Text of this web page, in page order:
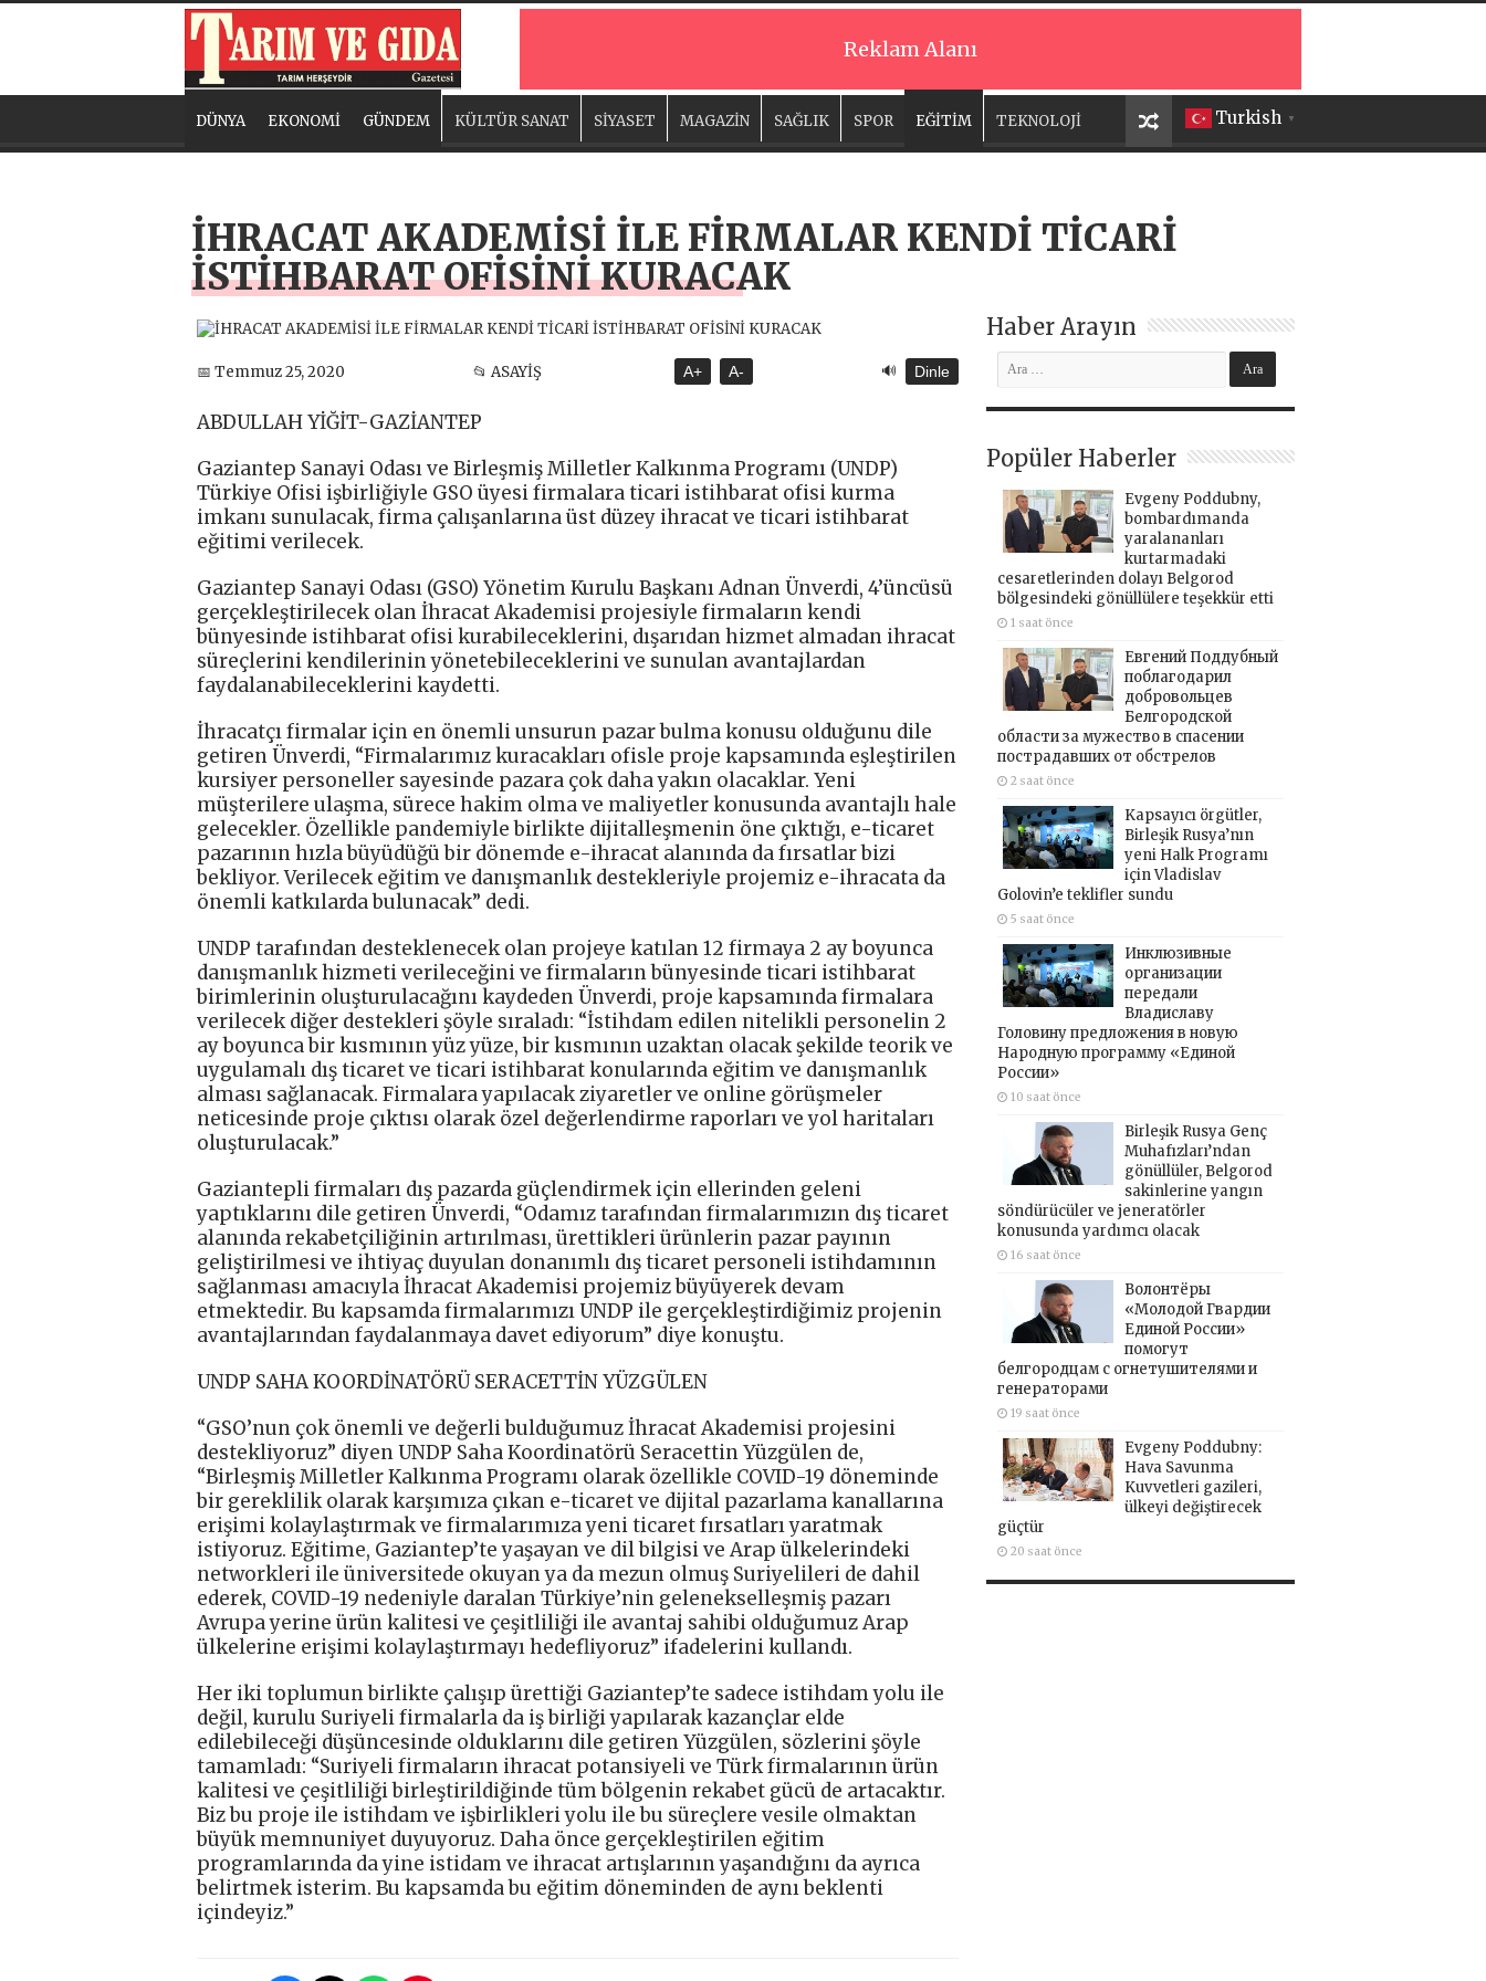
Reklam Alanı
Turkish ▼
DÜNYA EKONOMİ GÜNDEM KÜLTÜR SANAT SİYASET MAGAZİN SAĞLIK SPOR EĞİTİM TEKNOLOJİ
İHRACAT AKADEMİSİ İLE FİRMALAR KENDİ TİCARİ
İSTİHBARAT OFİSİNİ KURACAK
📅 Temmuz 25, 2020 📂 ASAYİŞ A+ A- 🔊 Dinle
ABDULLAH YİĞİT-GAZİANTEP
Gaziantep Sanayi Odası ve Birleşmiş Milletler Kalkınma Programı (UNDP)
Türkiye Ofisi işbirliğiyle GSO üyesi firmalara ticari istihbarat ofisi kurma
imkanı sunulacak, firma çalışanlarına üst düzey ihracat ve ticari istihbarat
eğitimi verilecek.
Gaziantep Sanayi Odası (GSO) Yönetim Kurulu Başkanı Adnan Ünverdi, 4’üncüsü
gerçekleştirilecek olan İhracat Akademisi projesiyle firmaların kendi
bünyesinde istihbarat ofisi kurabileceklerini, dışarıdan hizmet almadan ihracat
süreçlerini kendilerinin yönetebileceklerini ve sunulan avantajlardan
faydalanabileceklerini kaydetti.
İhracatçı firmalar için en önemli unsurun pazar bulma konusu olduğunu dile
getiren Ünverdi, “Firmalarımız kuracakları ofisle proje kapsamında eşleştirilen
kursiyer personeller sayesinde pazara çok daha yakın olacaklar. Yeni
müşterilere ulaşma, sürece hakim olma ve maliyetler konusunda avantajlı hale
gelecekler. Özellikle pandemiyle birlikte dijitalleşmenin öne çıktığı, e-ticaret
pazarının hızla büyüdüğü bir dönemde e-ihracat alanında da fırsatlar bizi
bekliyor. Verilecek eğitim ve danışmanlık destekleriyle projemiz e-ihracata da
önemli katkılarda bulunacak” dedi.
UNDP tarafından desteklenecek olan projeye katılan 12 firmaya 2 ay boyunca
danışmanlık hizmeti verileceğini ve firmaların bünyesinde ticari istihbarat
birimlerinin oluşturulacağını kaydeden Ünverdi, proje kapsamında firmalara
verilecek diğer destekleri şöyle sıraladı: “İstihdam edilen nitelikli personelin 2
ay boyunca bir kısmının yüz yüze, bir kısmının uzaktan olacak şekilde teorik ve
uygulamalı dış ticaret ve ticari istihbarat konularında eğitim ve danışmanlık
alması sağlanacak. Firmalara yapılacak ziyaretler ve online görüşmeler
neticesinde proje çıktısı olarak özel değerlendirme raporları ve yol haritaları
oluşturulacak.”
Gaziantepli firmaları dış pazarda güçlendirmek için ellerinden geleni
yaptıklarını dile getiren Ünverdi, “Odamız tarafından firmalarımızın dış ticaret
alanında rekabetçiliğinin artırılması, ürettikleri ürünlerin pazar payının
geliştirilmesi ve ihtiyaç duyulan donanımlı dış ticaret personeli istihdamının
sağlanması amacıyla İhracat Akademisi projemiz büyüyerek devam
etmektedir. Bu kapsamda firmalarımızı UNDP ile gerçekleştirdiğimiz projenin
avantajlarından faydalanmaya davet ediyorum” diye konuştu.
UNDP SAHA KOORDİNATÖRÜ SERACETTİN YÜZGÜLEN
“GSO’nun çok önemli ve değerli bulduğumuz İhracat Akademisi projesini
destekliyoruz” diyen UNDP Saha Koordinatörü Seracettin Yüzgülen de,
“Birleşmiş Milletler Kalkınma Programı olarak özellikle COVID-19 döneminde
bir gereklilik olarak karşımıza çıkan e-ticaret ve dijital pazarlama kanallarına
erişimi kolaylaştırmak ve firmalarımıza yeni ticaret fırsatları yaratmak
istiyoruz. Eğitime, Gaziantep’te yaşayan ve dil bilgisi ve Arap ülkelerindeki
networkleri ile üniversitede okuyan ya da mezun olmuş Suriyelileri de dahil
ederek, COVID-19 nedeniyle daralan Türkiye’nin gelenekselleşmiş pazarı
Avrupa yerine ürün kalitesi ve çeşitliliği ile avantaj sahibi olduğumuz Arap
ülkelerine erişimi kolaylaştırmayı hedefliyoruz” ifadelerini kullandı.
Her iki toplumun birlikte çalışıp ürettiği Gaziantep’te sadece istihdam yolu ile
değil, kurulu Suriyeli firmalarla da iş birliği yapılarak kazançlar elde
edilebileceği düşüncesinde olduklarını dile getiren Yüzgülen, sözlerini şöyle
tamamladı: “Suriyeli firmaların ihracat potansiyeli ve Türk firmalarının ürün
kalitesi ve çeşitliliği birleştirildiğinde tüm bölgenin rekabet gücü de artacaktır.
Biz bu proje ile istihdam ve işbirlikleri yolu ile bu süreçlere vesile olmaktan
büyük memnuniyet duyuyoruz. Daha önce gerçekleştirilen eğitim
programlarında da yine istidam ve ihracat artışlarının yaşandığını da ayrıca
belirtmek isterim. Bu kapsamda bu eğitim döneminden de aynı beklenti
içindeyiz.”
Haber Arayın
Popüler Haberler
Evgeny Poddubny,
bombardımanda
yaralananları
kurtarmadaki
cesaretlerinden dolayı Belgorod
bölgesindeki gönüllülere teşekkür etti
1 saat önce
Евгений Поддубный
поблагодарил
добровольцев
Белгородской
области за мужество в спасении
пострадавших от обстрелов
2 saat önce
Kapsayıcı örgütler,
Birleşik Rusya’nın
yeni Halk Programı
için Vladislav
Golovin’e teklifler sundu
5 saat önce
Инклюзивные
организации
передали
Владиславу
Головину предложения в новую
Народную программу «Единой
России»
10 saat önce
Birleşik Rusya Genç
Muhafızları’ndan
gönüllüler, Belgorod
sakinlerine yangın
söndürücüler ve jeneratörler
konusunda yardımcı olacak
16 saat önce
Волонтёры
«Молодой Гвардии
Единой России»
помогут
белгородцам с огнетушителями и
генераторами
19 saat önce
Evgeny Poddubny:
Hava Savunma
Kuvvetleri gazileri,
ülkeyi değiştirecek
güçtür
20 saat önce